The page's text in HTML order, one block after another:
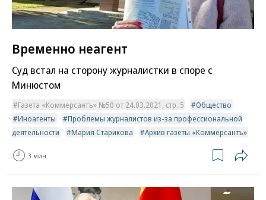
Временно неагент
Суд встал на сторону журналистки в споре с
Минюстом
Газета «Коммерсантъ» №50 от 24.03.2021, стр. 5
Общество
Иноагенты
Проблемы журналистов из-за профессиональной
деятельности
Мария Старикова Архив газеты «Коммерсантъ»
3 мин.